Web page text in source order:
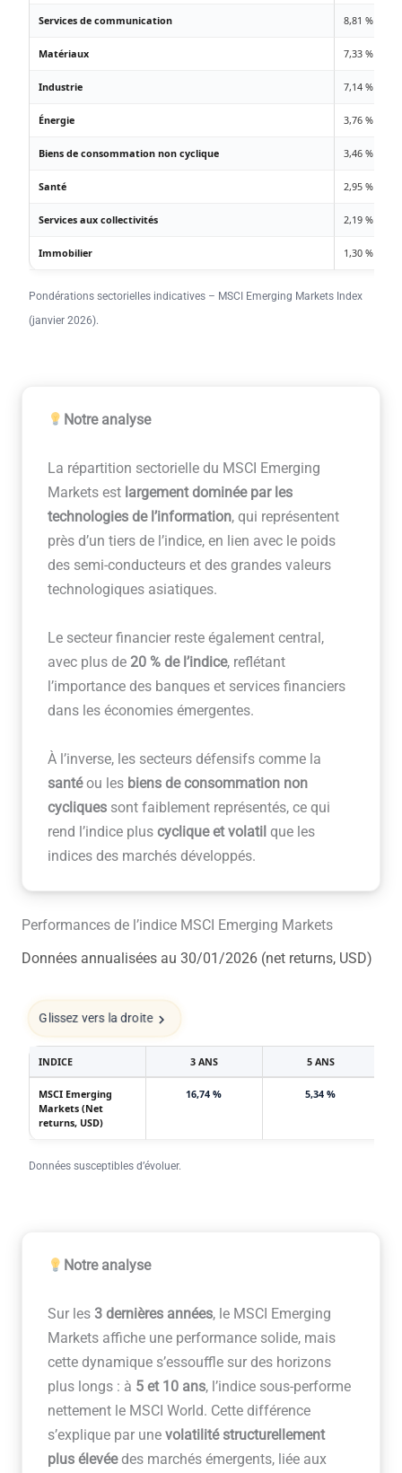
Services de communication 8,81 %
Matériaux 7,33 %
Industrie 7,14 %
Énergie 3,76 %
Biens de consommation non cyclique 3,46 %
Santé 2,95 %
Services aux collectivités 2,19 %
Immobilier 1,30 %
Pondérations sectorielles indicatives – MSCI Emerging Markets Index
(janvier 2026).
Notre analyse
La répartition sectorielle du MSCI Emerging
Markets est largement dominée par les
technologies de l’information, qui représentent
près d’un tiers de l’indice, en lien avec le poids
des semi-conducteurs et des grandes valeurs
technologiques asiatiques.
Le secteur financier reste également central,
avec plus de 20 % de l’indice, reflétant
l’importance des banques et services financiers
dans les économies émergentes.
À l’inverse, les secteurs défensifs comme la
santéou les biens de consommation non
cycliquessont faiblement représentés, ce qui
rend l’indice plus cyclique et volatil que les
indices des marchés développés.
Performances de l’indice MSCI Emerging Markets
Données annualisées au 30/01/2026 (net returns, USD)
Glissez vers la droite
INDICE 3 ANS 5 ANS
MSCI Emerging
Markets (Net
returns, USD)
16,74 % 5,34 %
Données susceptibles d’évoluer.
Notre analyse
Sur les 3 dernières années, le MSCI Emerging
Markets affiche une performance solide, mais
cette dynamique s’essouffle sur des horizons
plus longs : à 5 et 10 ans, l’indice sous-performe
nettement le MSCI World. Cette différence
s’explique par une volatilité structurellement
plus élevéedes marchés émergents, liée aux